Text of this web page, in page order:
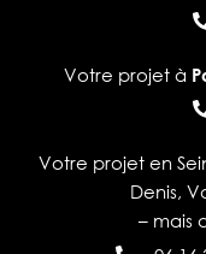
Votre projet à
Votre projet en
Denis,
– mais